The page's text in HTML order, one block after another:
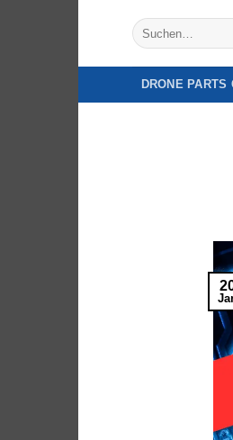
Suche
nach:
DRONE PARTS